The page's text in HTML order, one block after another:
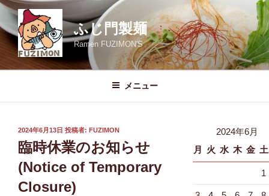
コ
テ
ふじ門製麺
Ramen FUZIMON'S
メニュー
投
稿
日:
2024年6月13日 投稿者: FUZIMON
臨時休業のお知らせ
(Notice of Temporary
Closure)
2024年6月
月
火 水 木 金 土
1